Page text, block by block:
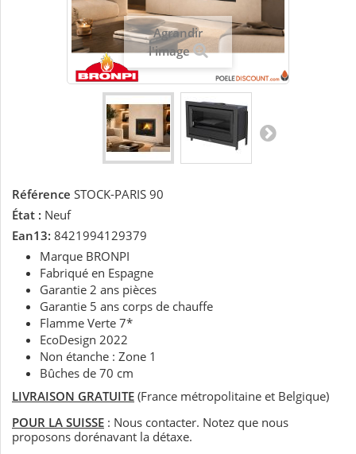
Agrandir
l'image
Référence STOCK-PARIS 90
État : Neuf
Ean13: 8421994129379
Marque BRONPI
Fabriqué en Espagne
Garantie 2 ans pièces
Garantie 5 ans corps de chauffe
Flamme Verte 7*
EcoDesign 2022
Non étanche : Zone 1
Bûches de 70 cm
LIVRAISON GRATUITE (France métropolitaine et Belgique)
POUR LA SUISSE : Nous contacter. Notez que nous
proposons dorénavant la détaxe.